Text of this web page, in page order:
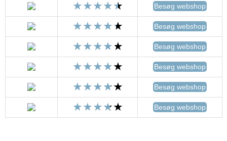
Besøg webshop
Besøg webshop
Besøg webshop
Besøg webshop
Besøg webshop
Besøg webshop